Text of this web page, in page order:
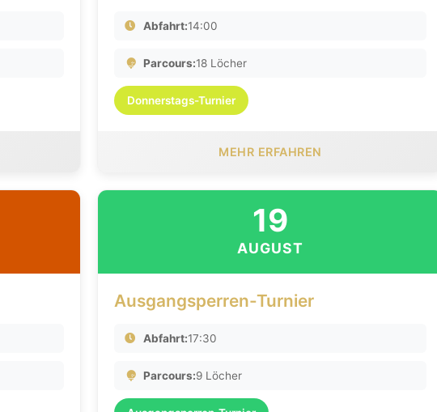
Abfahrt:14:00
Parcours:18 Löcher
Donnerstags-Turnier
MEHR ERFAHREN
19
AUGUST
Ausgangsperren-Turnier
Abfahrt:17:30
Parcours:9 Löcher